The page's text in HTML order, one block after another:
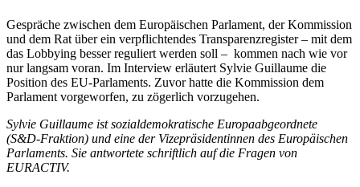
Gespräche zwischen dem Europäischen Parlament, der Kommission
und dem Rat über ein verpflichtendes Transparenzregister – mit dem
das Lobbying besser reguliert werden soll – kommen nach wie vor
nur langsam voran. Im Interview erläutert Sylvie Guillaume die
Position des EU-Parlaments. Zuvor hatte die Kommission dem
Parlament vorgeworfen, zu zögerlich vorzugehen.
Sylvie Guillaume ist sozialdemokratische Europaabgeordnete
(S&D-Fraktion) und eine der Vizepräsidentinnen des Europäischen
Parlaments. Sie antwortete schriftlich auf die Fragen von
EURACTIV.